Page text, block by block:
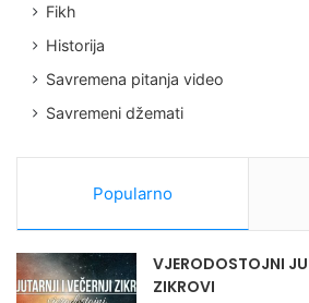
Fikh
Historija
Savremena pitanja video
Savremeni džemati
Popularno
VJERODOSTOJNI
ZIKROVI